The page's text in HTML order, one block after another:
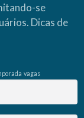
se
Dicas de
vagas